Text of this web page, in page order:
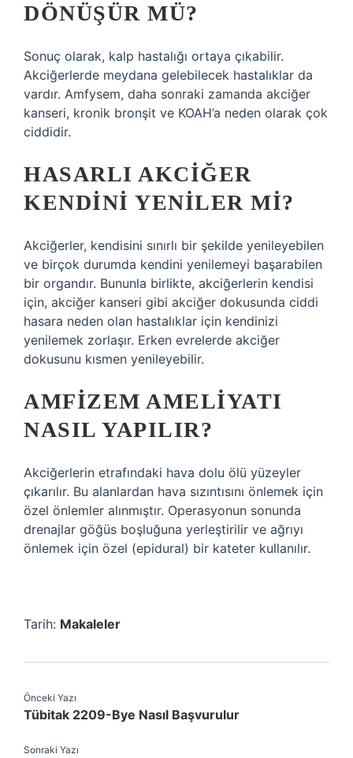
DÖNÜŞÜR MÜ?
Sonuç olarak, kalp hastalığı ortaya çıkabilir.
Akciğerlerde meydana gelebilecek hastalıklar da
vardır. Amfysem, daha sonraki zamanda akciğer
kanseri, kronik bronşit ve KOAH’a neden olarak çok
ciddidir.
HASARLI AKCIĞER
KENDINI YENILER MI?
Akciğerler, kendisini sınırlı bir şekilde yenileyebilen
ve birçok durumda kendini yenilemeyi başarabilen
bir organdır. Bununla birlikte, akciğerlerin kendisi
için, akciğer kanseri gibi akciğer dokusunda ciddi
hasara neden olan hastalıklar için kendinizi
yenilemek zorlaşır. Erken evrelerde akciğer
dokusunu kısmen yenileyebilir.
AMFIZEM AMELIYATI
NASIL YAPILIR?
Akciğerlerin etrafındaki hava dolu ölü yüzeyler
çıkarılır. Bu alanlardan hava sızıntısını önlemek için
özel önlemler alınmıştır. Operasyonun sonunda
drenajlar göğüs boşluğuna yerleştirilir ve ağrıyı
önlemek için özel (epidural) bir kateter kullanılır.
Tarih: Makaleler
Önceki Yazı
Tübitak 2209-Bye Nasıl Başvurulur
Sonraki Yazı